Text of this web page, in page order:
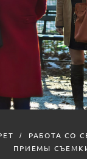
РАБОТА СО
ПРИЕМЫ